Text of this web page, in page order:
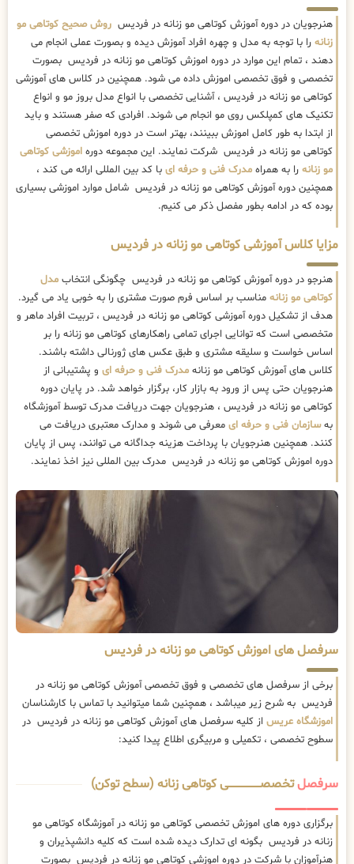
هنرجویان در دوره آموزش کوتاهی مو زنانه در فردیس روش صحیح کوتاهی مو
زنانه را با توجه به مدل و چهره افراد آموزش دیده و بصورت عملی انجام می
دهند ، تمام این موارد در دوره اموزش کوتاهی مو زنانه در فردیس بصورت
تخصصی و فوق تخصصی اموزش داده می شود. همچنین در کلاس های آموزشی
کوتاهی مو زنانه در فردیس ، آشنایی تخصصی با انواع مدل بروز مو و انواع
تکنیک های کمپلکس روی مو انجام می شوند. افرادی که صفر هستند و باید
از ابتدا به طور کامل اموزش ببینند، بهتر است در دوره اموزش تخصصی
کوتاهی مو زنانه در فردیس شرکت نمایند. این مجموعه دوره اموزشی کوتاهی
مو زنانه را به همراه مدرک فنی و حرفه ای با کد بین المللی ارائه می کند ،
همچنین دوره آموزش کوتاهی مو زنانه در فردیس شامل موارد اموزشی بسیاری
بوده که در ادامه بطور مفصل ذکر می کنیم.
مزایا کلاس آموزشی کوتاهی مو زنانه در فردیس
هنرجو در دوره آموزش کوتاهی مو زنانه در فردیس چگونگی انتخاب مدل
کوتاهی مو زنانه مناسب بر اساس فرم صورت مشتری را به خوبی یاد می گیرد.
هدف از تشکیل دوره آموزشی کوتاهی مو زنانه در فردیس ، تربیت افراد ماهر و
متخصصی است که توانایی اجرای تمامی راهکارهای کوتاهی مو زنانه را بر
اساس خواست و سلیقه مشتری و طبق عکس های ژورنالی داشته باشند.
کلاس های آموزش کوتاهی مو زنانه مدرک فنی و حرفه ای و پشتیبانی از
هنرجویان حتی پس از ورود به بازار کار، برگزار خواهد شد. در پایان دوره
کوتاهی مو زنانه در فردیس ، هنرجویان جهت دریافت مدرک توسط آموزشگاه
بهسازمان فنی و حرفه ای معرفی می شوند و مدارک معتبری دریافت می
کنند. همچنین هنرجویان با پرداخت هزینه جداگانه می توانند، پس از پایان
دوره اموزش کوتاهی مو زنانه در فردیس مدرک بین المللی نیز اخذ نمایند.
سرفصل های اموزش کوتاهی مو زنانه در فردیس
برخی از سرفصل های تخصصی و فوق تخصصی آموزش کوتاهی مو زنانه در
فردیس به شرح زیر میباشد ، همچنین شما میتوانید با تماس با کارشناسان
اموزشگاه عریس از کلیه سرفصل های آموزش کوتاهی مو زنانه در فردیس در
سطوح تخصصی ، تکمیلی و مربیگری اطلاع پیدا کنید:
سرفصلتخصصــــــــــــــــــــی کوتاهی زنانه (سطح توکن)
برگزاری دوره های اموزش تخصصی کوتاهی مو زنانه در آموزشگاه کوتاهی مو
زنانه در فردیس بگونه ای تدارک دیده شده است که کلیه دانشپذیران و
هنرآموزان با شرکت در دوره اموزشی کوتاهی مو زنانه در فردیس بصورت